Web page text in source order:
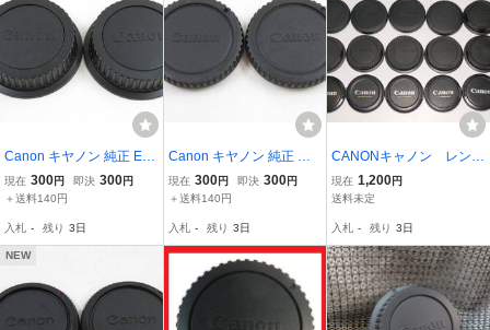
Canon キヤノン 純正 EF
レンズ リアキャップ 2枚
(管理番号-040)
現在 300円 即決 300円
＋送料140円
入札 - 残り 3日
Canon キヤノン 純正 一
眼 ボディキャップ 2枚 (管
理番号-036)
現在 300円 即決 300円
＋送料140円
入札 - 残り 3日
CANONキャノン レンズ
前キャップ ULTRASONIC
E-58mm /リアキャップ前
現在 1,200円
送料未定
入札 - 残り 3日
NEW